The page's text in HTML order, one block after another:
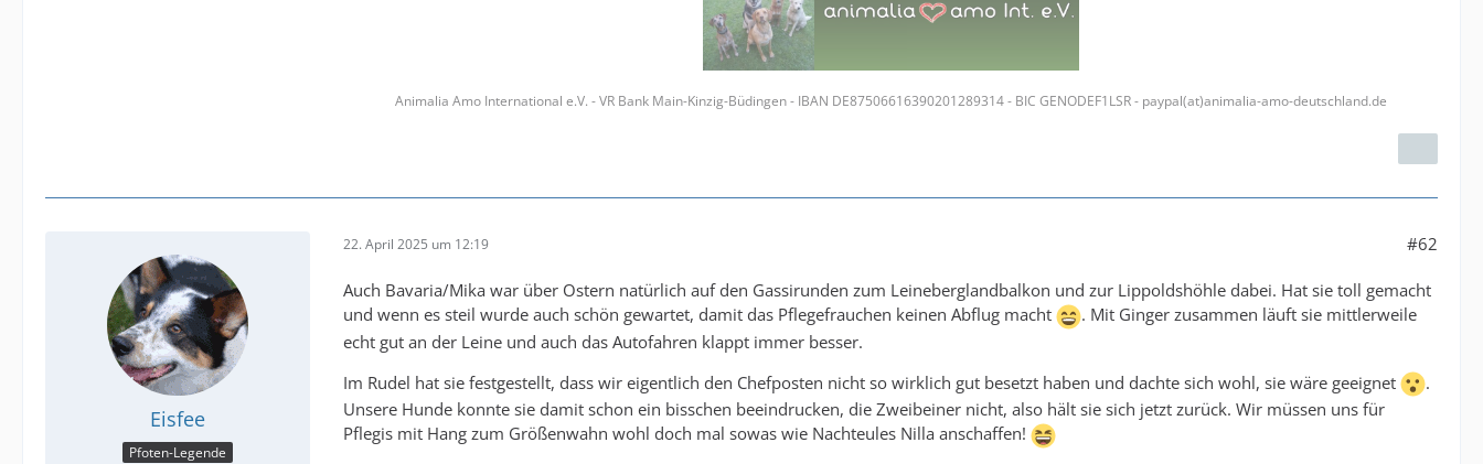
Animalia Amo International e.V. - VR Bank Main-Kinzig-Büdingen - IBAN DE87506616390201289314 - BIC GENODEF1LSR - paypal(at)animalia-amo-deutschland.de
Eisfee
Pfoten-Legende
22. April 2025 um 12:19 #62
Auch Bavaria/Mika war über Ostern natürlich auf den Gassirunden zum Leineberglandbalkon und zur Lippoldshöhle dabei. Hat sie toll gemacht
und wenn es steil wurde auch schön gewartet, damit das Pflegefrauchen keinen Abflug macht
. Mit Ginger zusammen läuft sie mittlerweile
echt gut an der Leine und auch das Autofahren klappt immer besser.
Im Rudel hat sie festgestellt, dass wir eigentlich den Chefposten nicht so wirklich gut besetzt haben und dachte sich wohl, sie wäre geeignet
.
Unsere Hunde konnte sie damit schon ein bisschen beeindrucken, die Zweibeiner nicht, also hält sie sich jetzt zurück. Wir müssen uns für
Pflegis mit Hang zum Größenwahn wohl doch mal sowas wie Nachteules Nilla anschaffen!